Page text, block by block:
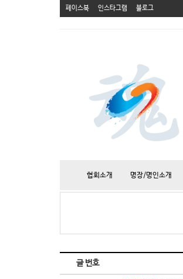
페이스북 인스타그램 블로그
협회소개 명장/명인소개
글 번호